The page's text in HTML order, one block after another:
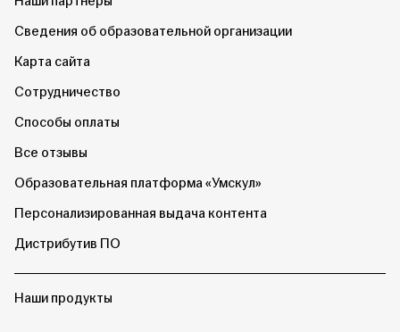
Сведения об образовательной организации
Карта сайта
Сотрудничество
Способы оплаты
Все отзывы
Образовательная платформа «Умскул»
Персонализированная выдача контента
Дистрибутив ПО
Наши продукты